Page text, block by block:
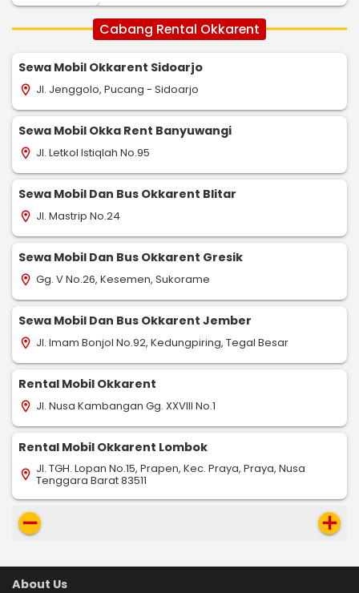
Cabang Rental Okkarent
Sewa Mobil Okkarent Sidoarjo
location_on Jl. Jenggolo, Pucang - Sidoarjo
Sewa Mobil Okka Rent Banyuwangi
location_on Jl. Letkol Istiqlah No.95
Sewa Mobil Dan Bus Okkarent Blitar
location_on Jl. Mastrip No.24
Sewa Mobil Dan Bus Okkarent Gresik
location_on Gg. V No.26, Kesemen, Sukorame
Sewa Mobil Dan Bus Okkarent Jember
location_on Jl. Imam Bonjol No.92, Kedungpiring, Tegal Besar
Rental Mobil Okkarent
location_on Jl. Nusa Kambangan Gg. XXVIII No.1
Rental Mobil Okkarent Lombok
location_on Jl. TGH. Lopan No.15, Prapen, Kec. Praya, Praya, Nusa
Tenggara Barat 83511
remove add
About Us